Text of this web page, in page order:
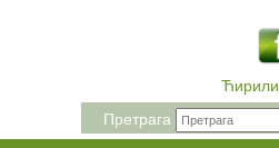
Претрага